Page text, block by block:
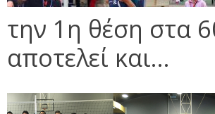
την 1η θέση στα
αποτελεί και...